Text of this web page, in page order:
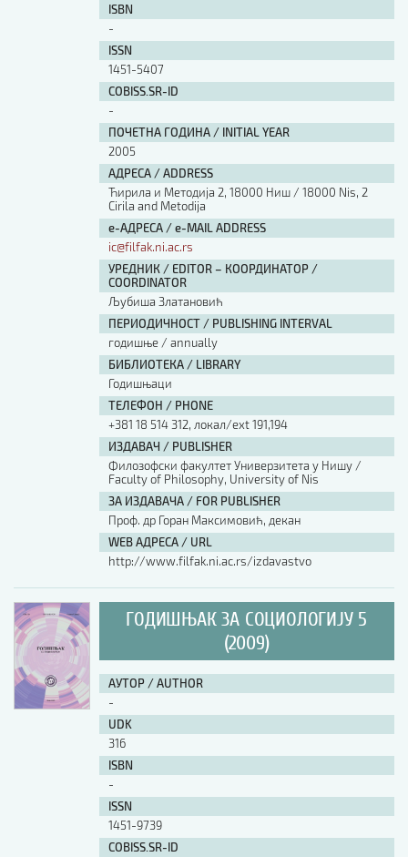
ISBN
-
ISSN
1451-5407
COBISS.SR-ID
-
ПОЧЕТНА ГОДИНА / INITIAL YEAR
2005
АДРЕСА / ADDRESS
Ћирила и Методија 2, 18000 Ниш / 18000 Nis, 2
Cirila and Metodija
е-АДРЕСА / e-MAIL ADDRESS
ic@filfak.ni.ac.rs
УРЕДНИК / EDITOR – КООРДИНАТОР /
COORDINATOR
Љубиша Златановић
ПЕРИОДИЧНОСТ / PUBLISHING INTERVAL
годишње / annually
БИБЛИОТЕКА / LIBRARY
Годишњаци
ТЕЛЕФОН / PHONE
+381 18 514 312, локал/ext 191,194
ИЗДАВАЧ / PUBLISHER
Филозофски факултет Универзитета у Нишу /
Faculty of Philosophy, University of Nis
ЗА ИЗДАВАЧА / FOR PUBLISHER
Проф. др Горан Максимовић, декан
WEB АДРЕСА / URL
http://www.filfak.ni.ac.rs/izdavastvo
ГОДИШЊАК ЗА СОЦИОЛОГИЈУ 5
(2009)
АУТОР / AUTHOR
-
UDK
316
ISBN
-
ISSN
1451-9739
COBISS.SR-ID